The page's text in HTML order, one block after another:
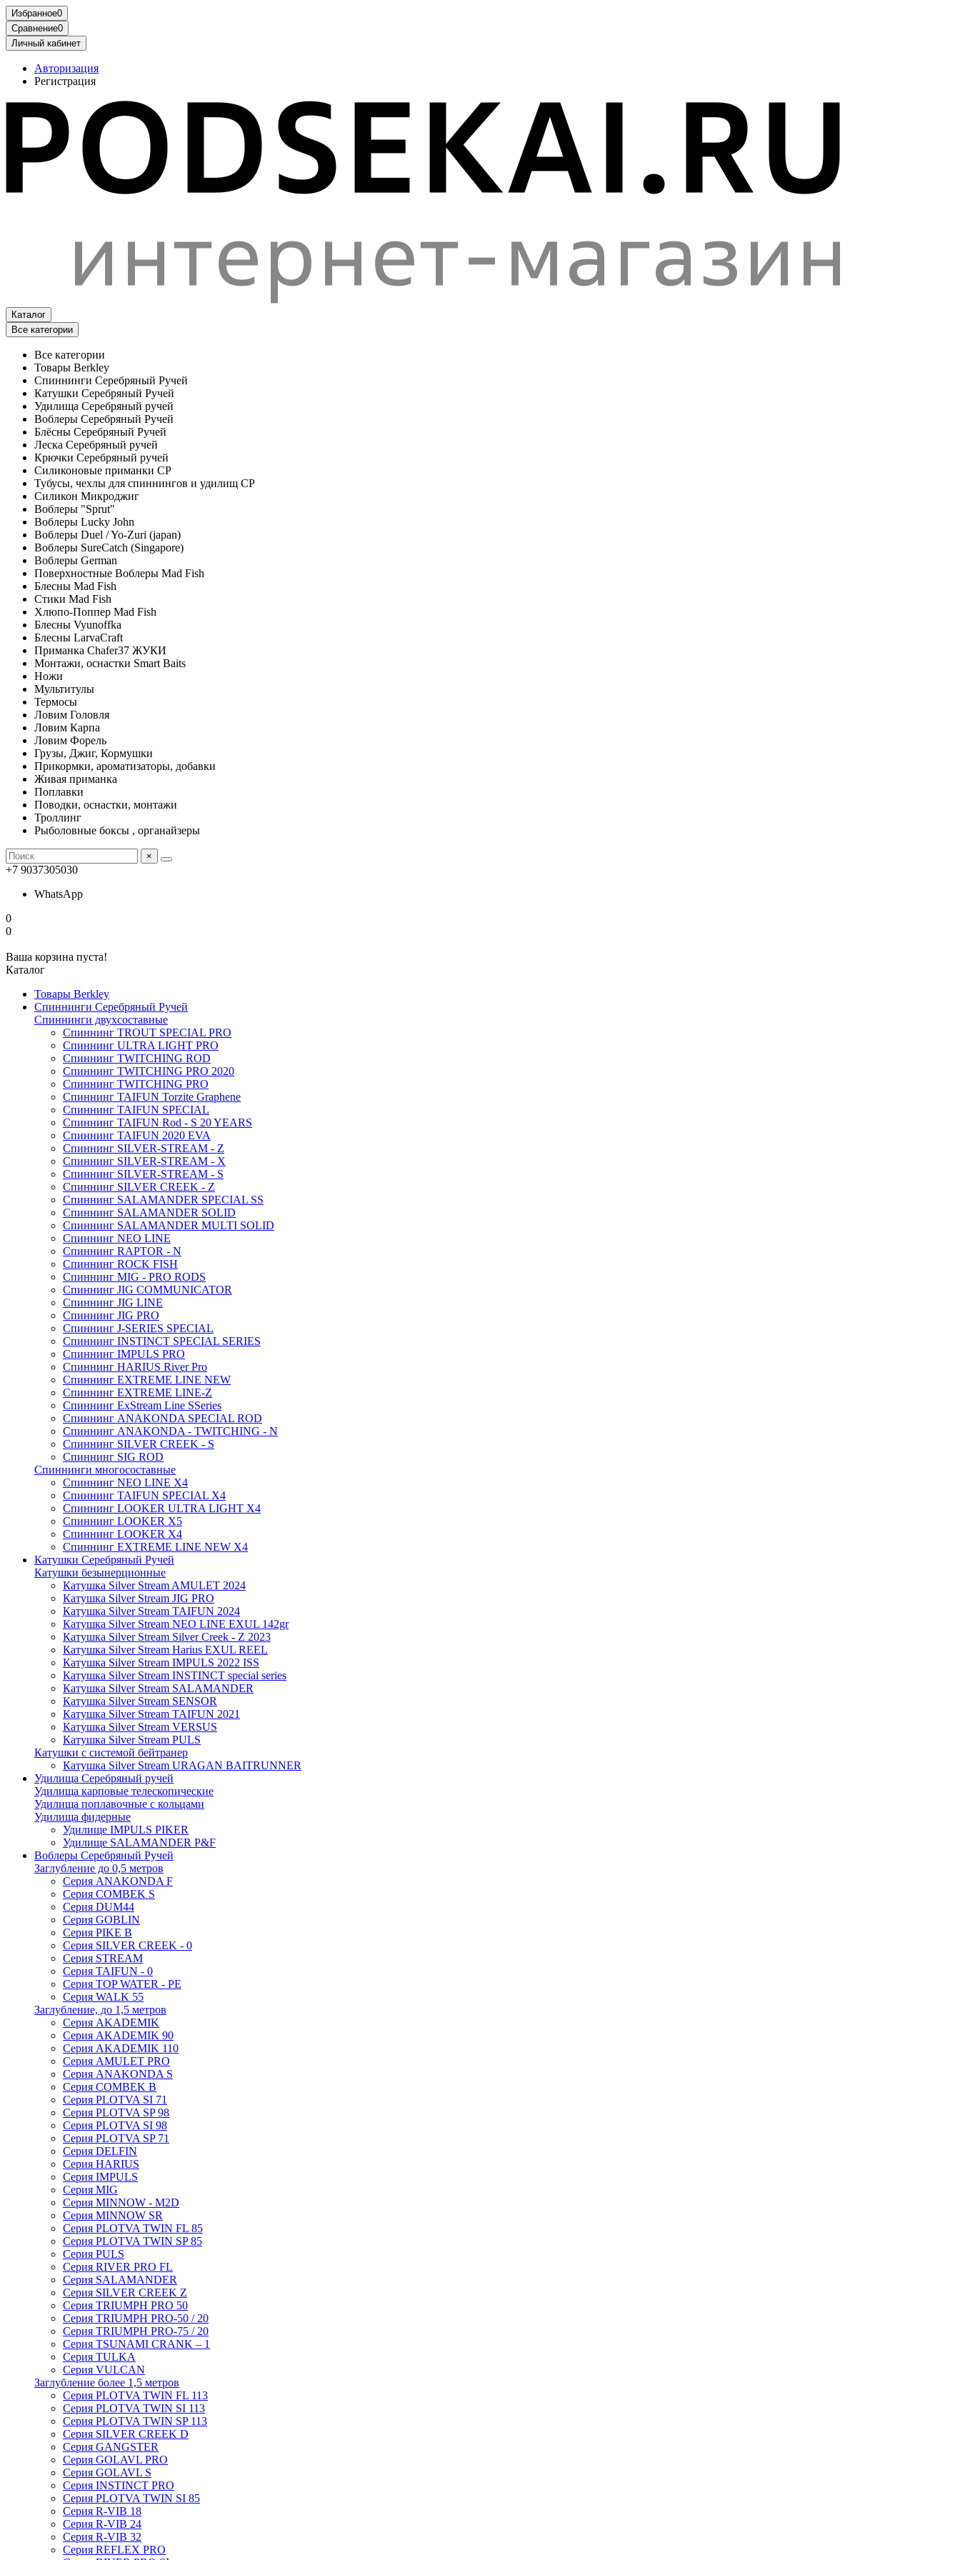
Избранное0
Сравнение0
Личный кабинет
Авторизация
Регистрация
Каталог
Все категории
Все категории
Товары Berkley
Спиннинги Серебряный Ручей
Катушки Серебряный Ручей
Удилища Серебряный ручей
Воблеры Серебряный Ручей
Блёсны Серебряный Ручей
Леска Серебряный ручей
Крючки Серебряный ручей
Силиконовые приманки СР
Тубусы, чехлы для спиннингов и удилищ СР
Силикон Микроджиг
Воблеры "Sprut"
Воблеры Lucky John
Воблеры Duel / Yo-Zuri (japan)
Воблеры SureCatch (Singapore)
Воблеры German
Поверхностные Воблеры Mad Fish
Блесны Mad Fish
Стики Mad Fish
Хлюпо-Поппер Mad Fish
Блесны Vyunoffka
Блесны LarvaCraft
Приманка Chafer37 ЖУКИ
Монтажи, оснастки Smart Baits
Ножи
Мультитулы
Термосы
Ловим Головля
Ловим Карпа
Ловим Форель
Грузы, Джиг, Кормушки
Прикормки, ароматизаторы, добавки
Живая приманка
Поплавки
Поводки, оснастки, монтажи
Троллинг
Рыболовные боксы , органайзеры
×
+7 9037305030
WhatsApp
0
0
Ваша корзина пуста!
Каталог
Товары Berkley
Спиннинги Серебряный Ручей
Спиннинги двухсоставные
Спиннинг TROUT SPECIAL PRO
Спиннинг ULTRA LIGHT PRO
Спиннинг TWITCHING ROD
Спиннинг TWITCHING PRO 2020
Спиннинг TWITCHING PRO
Спиннинг TAIFUN Torzite Graphene
Спиннинг TAIFUN SPECIAL
Спиннинг TAIFUN Rod - S 20 YEARS
Спиннинг TAIFUN 2020 EVA
Спиннинг SILVER-STREAM - Z
Спиннинг SILVER-STREAM - X
Спиннинг SILVER-STREAM - S
Спиннинг SILVER CREEK - Z
Спиннинг SALAMANDER SPECIAL SS
Спиннинг SALAMANDER SOLID
Спиннинг SALAMANDER MULTI SOLID
Спиннинг NEO LINE
Спиннинг RAPTOR - N
Спиннинг ROCK FISH
Спиннинг MIG - PRO RODS
Спиннинг JIG COMMUNICATOR
Спиннинг JIG LINE
Спиннинг JIG PRO
Спиннинг J-SERIES SPECIAL
Спиннинг INSTINCT SPECIAL SERIES
Спиннинг IMPULS PRO
Спиннинг HARIUS River Pro
Спиннинг EXTREME LINE NEW
Спиннинг EXTREME LINE-Z
Спиннинг ExStream Line SSeries
Спиннинг ANAKONDA SPECIAL ROD
Спиннинг ANAKONDA - TWITCHING - N
Спиннинг SILVER CREEK - S
Спиннинг SIG ROD
Спиннинги многосоставные
Спиннинг NEO LINE X4
Спиннинг TAIFUN SPECIAL X4
Спиннинг LOOKER ULTRA LIGHT X4
Спиннинг LOOKER X5
Спиннинг LOOKER X4
Спиннинг EXTREME LINE NEW X4
Катушки Серебряный Ручей
Катушки безынерционные
Катушка Silver Stream AMULET 2024
Катушка Silver Stream JIG PRO
Катушка Silver Stream TAIFUN 2024
Катушка Silver Stream NEO LINE EXUL 142gr
Катушка Silver Stream Silver Creek - Z 2023
Катушка Silver Stream Harius EXUL REEL
Катушка Silver Stream IMPULS 2022 ISS
Катушка Silver Stream INSTINCT special series
Катушка Silver Stream SALAMANDER
Катушка Silver Stream SENSOR
Катушка Silver Stream TAIFUN 2021
Катушка Silver Stream VERSUS
Катушка Silver Stream PULS
Катушки с системой бейтранер
Катушка Silver Stream URAGAN BAITRUNNER
Удилища Серебряный ручей
Удилища карповые телескопические
Удилища поплавочные с кольцами
Удилища фидерные
Удилище IMPULS PIKER
Удилище SALAMANDER P&F
Воблеры Серебряный Ручей
Заглубление до 0,5 метров
Серия ANAKONDA F
Серия COMBEK S
Серия DUM44
Серия GOBLIN
Серия PIKE B
Серия SILVER CREEK - 0
Серия STREAM
Серия TAIFUN - 0
Серия TOP WATER - PE
Серия WALK 55
Заглубление, до 1,5 метров
Серия AKADEMIK
Серия AKADEMIK 90
Серия AKADEMIK 110
Серия AMULET PRO
Серия ANAKONDA S
Серия COMBEK B
Серия PLOTVA SI 71
Серия PLOTVA SP 98
Серия PLOTVA SI 98
Серия PLOTVA SP 71
Серия DELFIN
Серия HARIUS
Серия IMPULS
Серия MIG
Серия MINNOW - M2D
Серия MINNOW SR
Серия PLOTVA TWIN FL 85
Серия PLOTVA TWIN SP 85
Серия PULS
Серия RIVER PRO FL
Серия SALAMANDER
Серия SILVER CREEK Z
Серия TRIUMPH PRO 50
Серия TRIUMPH PRO-50 / 20
Серия TRIUMPH PRO-75 / 20
Серия TSUNAMI CRANK – 1
Серия TULKA
Серия VULCAN
Заглубление более 1,5 метров
Серия PLOTVA TWIN FL 113
Серия PLOTVA TWIN SI 113
Серия PLOTVA TWIN SP 113
Серия SILVER CREEK D
Серия GANGSTER
Серия GOLAVL PRO
Серия GOLAVL S
Серия INSTINCT PRO
Серия PLOTVA TWIN SI 85
Серия R-VIB 18
Серия R-VIB 24
Серия R-VIB 32
Серия REFLEX PRO